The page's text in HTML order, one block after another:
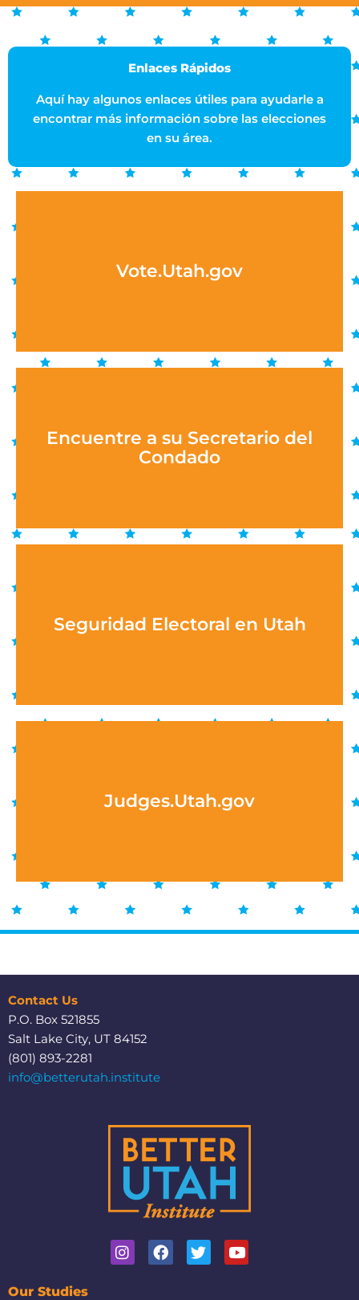
Enlaces Rápidos
Aquí hay algunos enlaces útiles para ayudarle a
encontrar más información sobre las elecciones
en su área.
Vote.Utah.gov
Encuentre a su Secretario del
Condado
Seguridad Electoral en Utah
Judges.Utah.gov
Contact Us
P.O. Box 521855
Salt Lake City, UT 84152
(801) 893-2281
info@betterutah.institute
I
n
F
a
T
w
Y
o
Our Studies